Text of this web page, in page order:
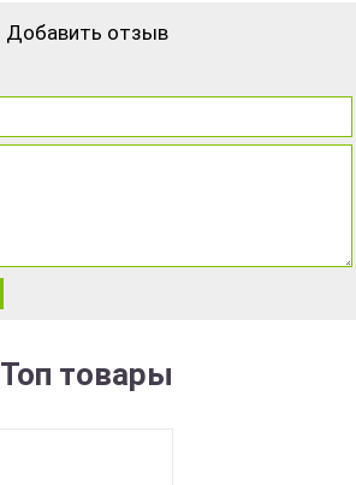
Добавить отзыв
Топ товары